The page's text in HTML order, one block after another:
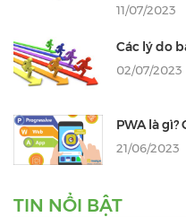
11/07/2023
Các lý do
02/07/2023
PWA là
21/06/2023
TIN NỔI BẬT